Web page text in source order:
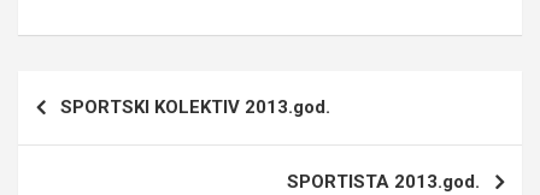
SPORTSKI KOLEKTIV 2013.god.
SPORTISTA 2013.god.